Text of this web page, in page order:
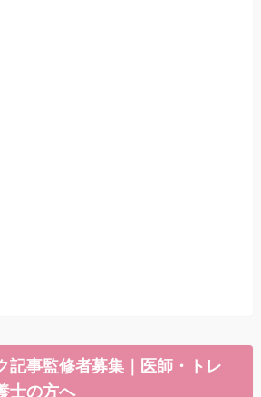
記事監修者募集｜医師・トレ
士の方へ